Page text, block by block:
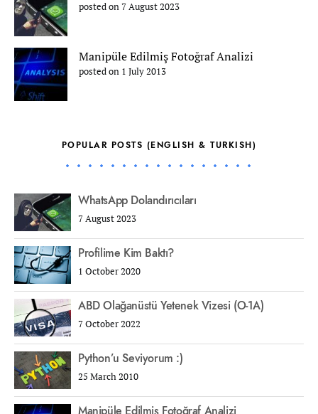
posted on 7 August 2023
Manipüle Edilmiş Fotoğraf Analizi
posted on 1 July 2013
POPULAR POSTS (ENGLISH & TURKISH)
WhatsApp Dolandırıcıları
7 August 2023
Profilime Kim Baktı?
1 October 2020
ABD Olağanüstü Yetenek Vizesi (O-1A)
7 October 2022
Python’u Seviyorum :)
25 March 2010